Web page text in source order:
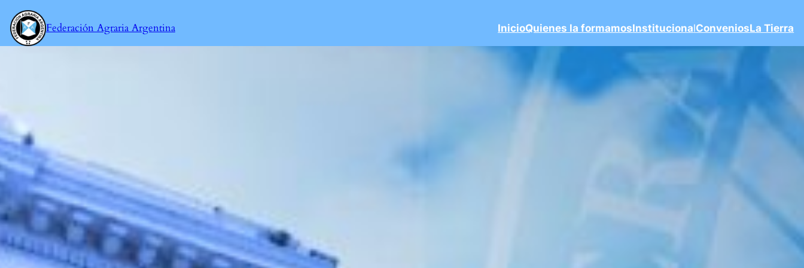
Saltar
contenido
Federación Agraria Argentina InicioQuienes la formamosInstitucionalConveniosLa Tierra